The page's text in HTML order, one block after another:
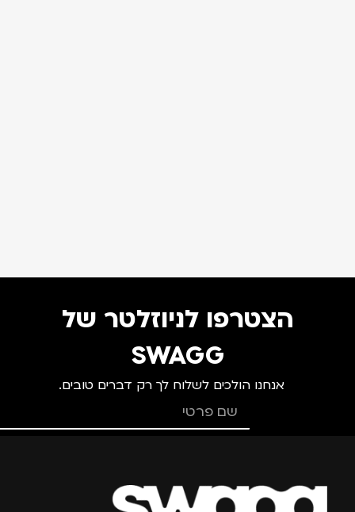
הצטרפו לניוזלטר של
SWAGG
אנחנו הולכים לשלוח לך רק דברים טובים.